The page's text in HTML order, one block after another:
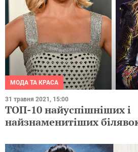
МОДА ТА КРАСА
31 травня 2021, 15:00
ТОП-10 найуспішніших і
найзнаменитіших